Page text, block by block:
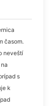
časom.
neveští
s
k